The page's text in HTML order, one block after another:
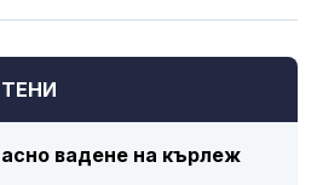
вадене на кърлеж